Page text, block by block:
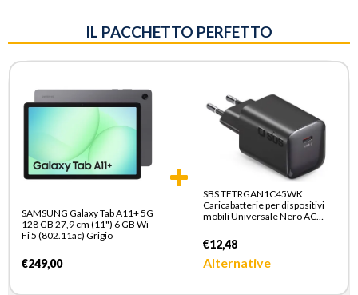
IL PACCHETTO PERFETTO
SAMSUNG Galaxy Tab A11+ 5G
128 GB 27,9 cm (11") 6 GB Wi-
Fi 5 (802.11ac) Grigio
€249,00
SBS TETRGAN1C45WK
Caricabatterie per dispositivi
mobili Universale Nero AC
€12,48
Alternative